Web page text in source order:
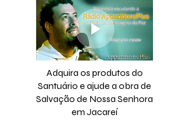
Adquira os produtos do
Santuário e ajude a obra de
Salvação de Nossa Senhora
em Jacareí